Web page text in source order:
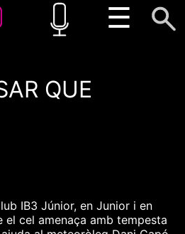
☰
QUE
IB3 Júnior, en Junior i en
el cel amenaça amb tempesta